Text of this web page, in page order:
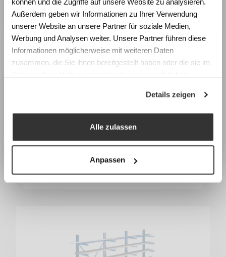
können und die Zugriffe auf unsere Website zu analysieren.
Außerdem geben wir Informationen zu Ihrer Verwendung
unserer Website an unsere Partner für soziale Medien,
Werbung und Analysen weiter. Unsere Partner führen diese
Informationen möglicherweise mit weiteren Daten
zusammen, die Sie ihnen bereitgestellt haben oder die sie im
Details zeigen
Alle zulassen
Anpassen
Weitspannregale
Palettenregale
Raumgestaltung anhand realistischer
Simulationen und gewinnen Sie konkrete
Impulse für die Planung zukunftsfähiger
Lernräume.
Fachtagung Labor Schulraum
Mittwoch, 9. September 2026
Programm & Anmeldung
Earlybird-Preis bis 15. Juli 2026